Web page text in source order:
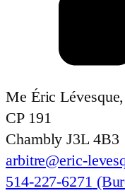
Me Éric
CP 191
Chambly J3L 4B3
arbitre@eric-
514-227-6271